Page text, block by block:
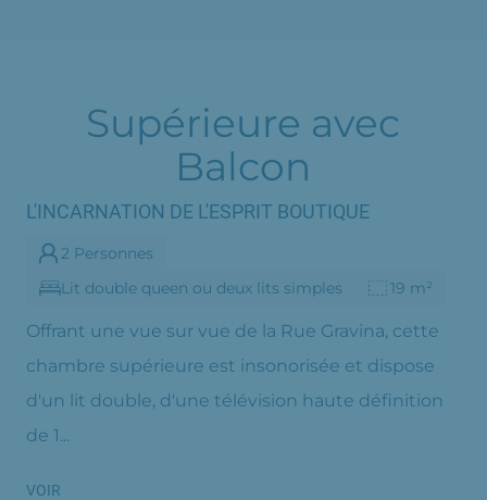
Supérieure avec
Balcon
L'INCARNATION DE L'ESPRIT BOUTIQUE
2 Personnes
Lit double queen ou deux lits simples
19 m²
Offrant une vue sur vue de la Rue Gravina, cette
chambre supérieure est insonorisée et dispose
d'un lit double, d'une télévision haute définition
de 1...
VOIR